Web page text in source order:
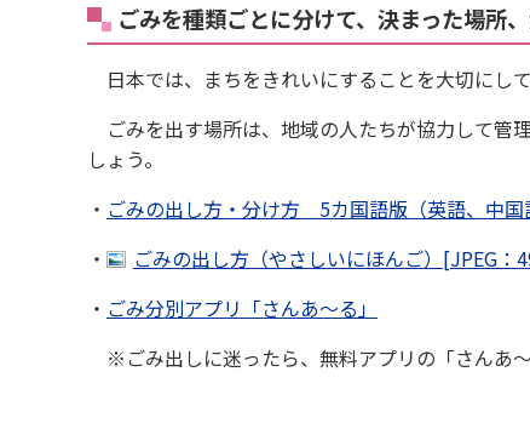
ごみを種類ごとに分けて、決まった場所
日本では、まちをきれいにすることを大切にし
ごみを出す場所は、地域の人たちが協力して管
しょう。
・ ごみの出し方・分け方 5カ国語版（英語、中国
・
ごみの出し方（やさしいにほんご）[JPEG：
・ ごみ分別アプリ「さんあ〜る」
※ごみ出しに迷ったら、無料アプリの「さんあ